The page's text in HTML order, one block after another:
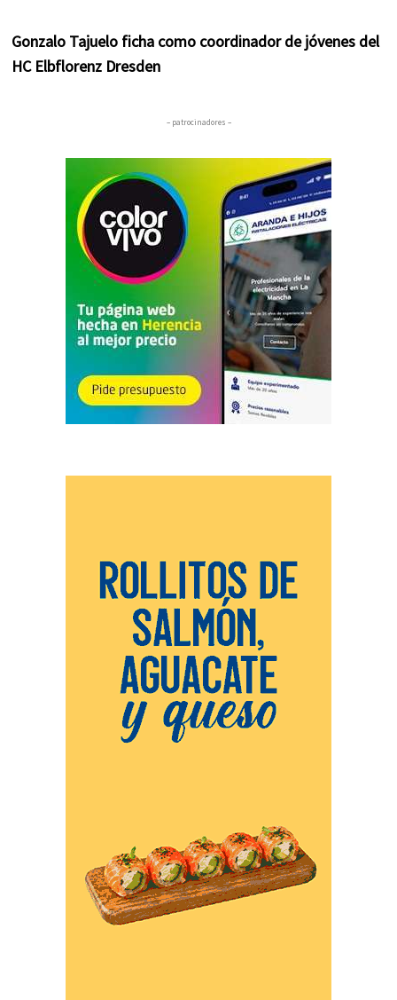
Gonzalo Tajuelo ficha como coordinador de jóvenes del
HC Elbflorenz Dresden
– patrocinadores –